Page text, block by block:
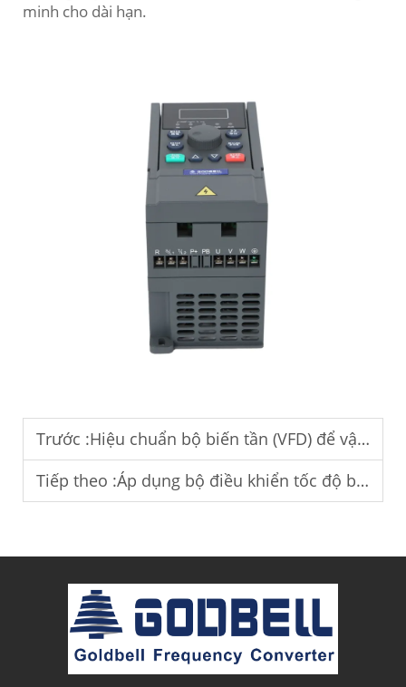
minh cho dài hạn.
Trước :Hiệu chuẩn bộ biến tần (VFD) để vận hành ổn định.
Tiếp theo :Áp dụng bộ điều khiển tốc độ biến đổi (VFD) cho các hệ thống bơm công nghiệp.